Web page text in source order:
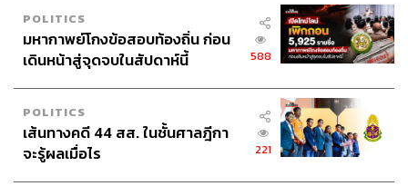
POLITICS
มหากาพย์โกงข้อสอบท้องถิ่น ก่อน
เดินหน้าสู่จุดจบในสัปดาห์นี้
588
POLITICS
เส้นทางคดี 44 สส. ในชั้นศาลฎีกา
จะรู้ผลเมื่อไร
221